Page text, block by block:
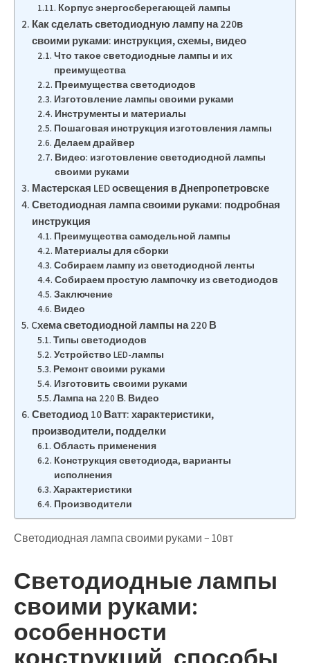
Корпус энергосберегающей лампы
Как сделать светодиодную лампу на 220в
своими руками: инструкция, схемы, видео
Что такое светодиодные лампы и их
преимущества
Преимущества светодиодов
Изготовление лампы своими руками
Инструменты и материалы
Пошаговая инструкция изготовления лампы
Делаем драйвер
Видео: изготовление светодиодной лампы
своими руками
Мастерская LED освещения в Днепропетровске
Светодиодная лампа своими руками: подробная
инструкция
Преимущества самодельной лампы
Материалы для сборки
Собираем лампу из светодиодной ленты
Собираем простую лампочку из светодиодов
Заключение
Видео
Cхема светодиодной лампы на 220 В
Типы светодиодов
Устройство LED-лампы
Ремонт своими руками
Изготовить своими руками
Лампа на 220 В. Видео
Светодиод 10 Ватт: характеристики,
производители, подделки
Область применения
Конструкция светодиода, варианты
исполнения
Характеристики
Производители
Светодиодная лампа своими руками – 10вт
Светодиодные лампы
своими руками:
особенности